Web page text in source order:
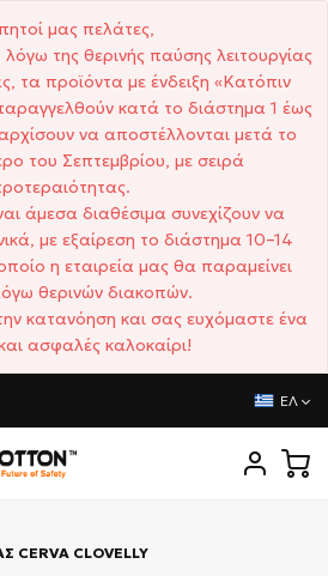
μας πελάτες,
της θερινής παύσης λειτουργίας
τα προϊόντα με ένδειξη «Κατόπιν
κατά το διάστημα 1 έως
να αποστέλλονται μετά το
του Σεπτεμβρίου, με σειρά
άμεσα διαθέσιμα συνεχίζουν να
με εξαίρεση το διάστημα 10–14
η εταιρεία μας θα παραμείνει
θερινών διακοπών.
κατανόηση και σας ευχόμαστε ένα
ασφαλές καλοκαίρι!
ΕΛ
CLOVELLY